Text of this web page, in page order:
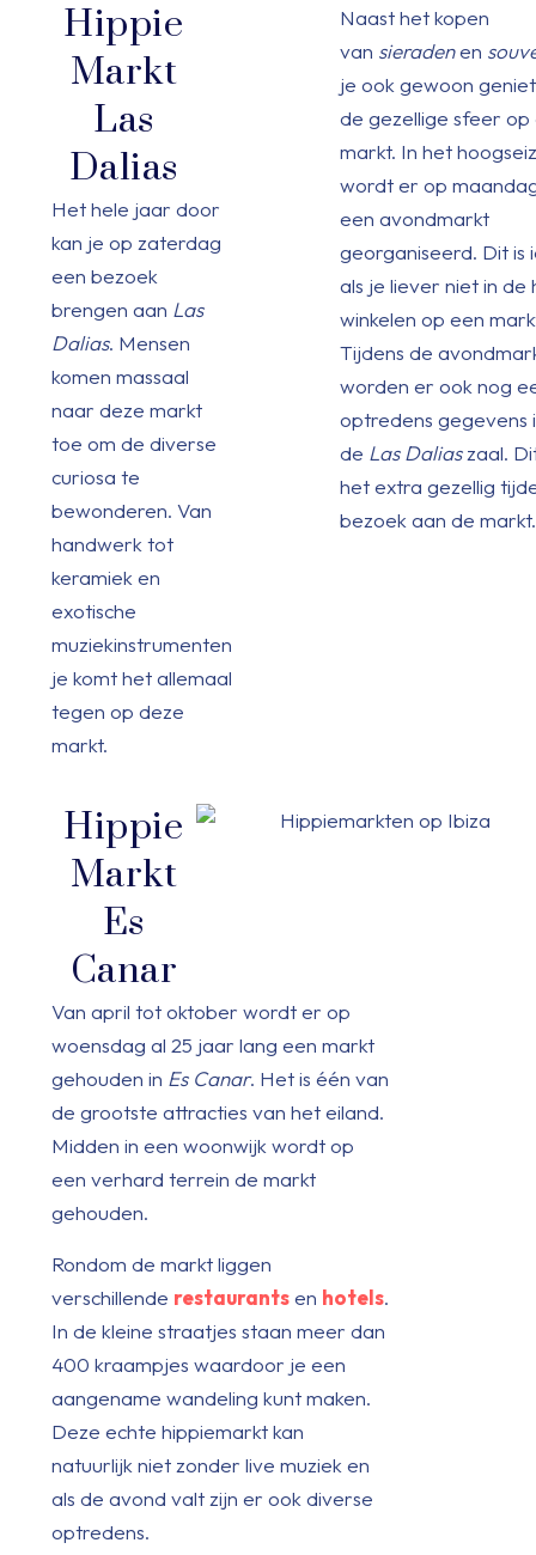
Hippie
Markt
Las
Dalias
Het hele jaar door
kan je op zaterdag
een bezoek
brengen aan Las
Dalias. Mensen
komen massaal
naar deze markt
toe om de diverse
curiosa te
bewonderen. Van
handwerk tot
keramiek en
exotische
muziekinstrumenten
je komt het allemaal
tegen op deze
markt.
Naast het kopen
van sieradenen
je ook gewoon
de gezellige sfeer op
markt. In het
wordt er op
een avondmarkt
georganiseerd. Dit is
als je liever niet in de
winkelen op een
Tijdens de
worden er ook nog
optredens gegevens
de Las Daliaszaal.
het extra gezellig
bezoek aan de markt.
Hippie
Markt
Es
Canar
Van april tot oktober wordt er op
woensdag al 25 jaar lang een markt
gehouden in Es Canar. Het is één van
de grootste attracties van het eiland.
Midden in een woonwijk wordt op
een verhard terrein de markt
gehouden.
Rondom de markt liggen
verschillende restaurantsen hotels.
In de kleine straatjes staan meer dan
400 kraampjes waardoor je een
aangename wandeling kunt maken.
Deze echte hippiemarkt kan
natuurlijk niet zonder live muziek en
als de avond valt zijn er ook diverse
optredens.